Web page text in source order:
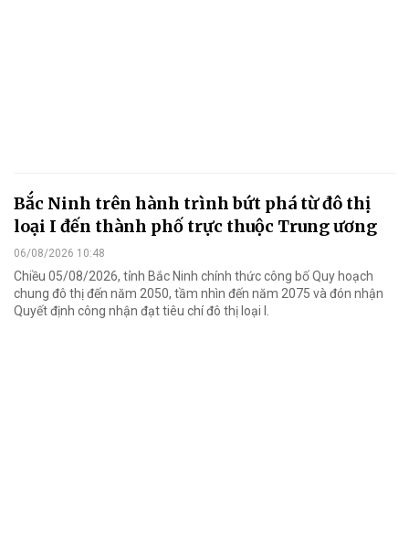
Bắc Ninh trên hành trình bứt phá từ đô thị
loại I đến thành phố trực thuộc Trung ương
06/08/2026 10:48
Chiều 05/08/2026, tỉnh Bắc Ninh chính thức công bố Quy hoạch
chung đô thị đến năm 2050, tầm nhìn đến năm 2075 và đón nhận
Quyết định công nhận đạt tiêu chí đô thị loại I.